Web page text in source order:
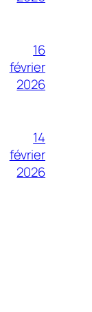
16
février
2026
14
février
2026